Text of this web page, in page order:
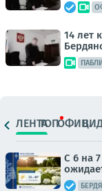
14 лет
ЛЕНТАТОПОФИЦ.
С 6 на